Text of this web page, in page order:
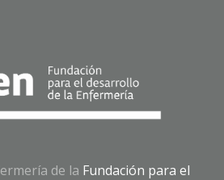
de la Fundación para el